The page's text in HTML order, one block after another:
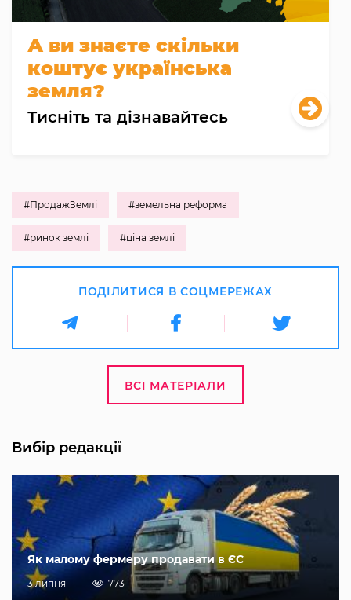
А ви знаєте скільки
коштує українська
земля?
Тисніть та дізнавайтесь
#ПродажЗемлі #земельна реформа
#ринок землі #ціна землі
ПОДІЛИТИСЯ В СОЦМЕРЕЖАХ
ВСІ МАТЕРІАЛИ
Вибір редакції
Як малому фермеру продавати в ЄС
3 липня 773